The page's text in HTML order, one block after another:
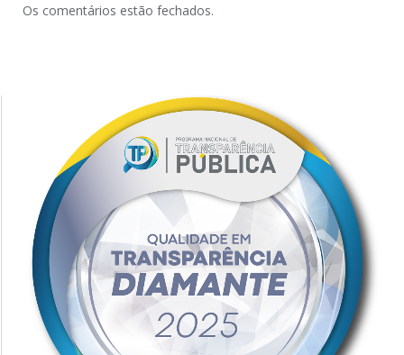
Os comentários estão fechados.